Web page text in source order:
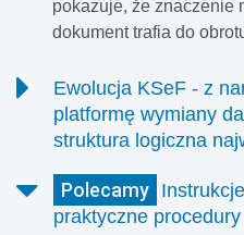
pokazuje, że znaczenie
dokument trafia do
Ewolucja KSeF - z
platformę wymiany
struktura logiczna
Polscy podatnicy mają za
pełnego, obligatoryjnego
Systemie e-Faktur (KSeF).
Polecamy
praktyczne